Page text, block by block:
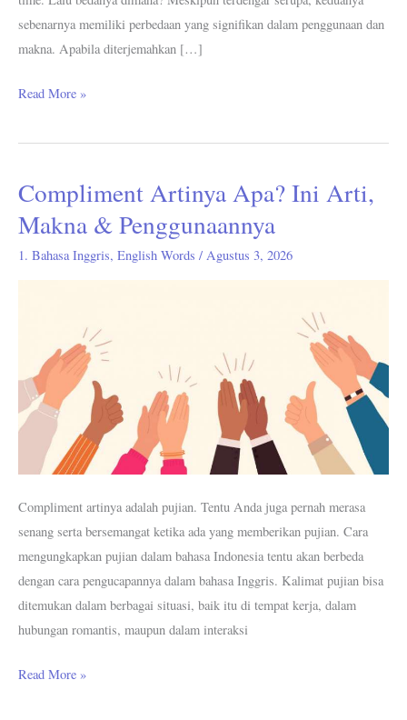
sebenarnya memiliki perbedaan yang signifikan dalam penggunaan dan
makna. Apabila diterjemahkan […]
Read More »
Compliment Artinya Apa? Ini Arti,
Makna & Penggunaannya
1. Bahasa Inggris, English Words / Agustus 3, 2026
Compliment artinya adalah pujian. Tentu Anda juga pernah merasa
senang serta bersemangat ketika ada yang memberikan pujian. Cara
mengungkapkan pujian dalam bahasa Indonesia tentu akan berbeda
dengan cara pengucapannya dalam bahasa Inggris. Kalimat pujian bisa
ditemukan dalam berbagai situasi, baik itu di tempat kerja, dalam
hubungan romantis, maupun dalam interaksi
Compliment
Apa?
Ini
Penggunaannya
Read More »